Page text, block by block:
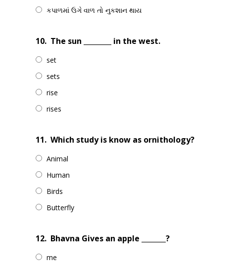
કપાળમાં ઉગે વાળ તો નુકશાન થાય
10. The sun ________ in the west.
set
sets
rise
rises
11. Which study is know as ornithology?
Animal
Human
Birds
Butterfly
12. Bhavna Gives an apple _______?
me